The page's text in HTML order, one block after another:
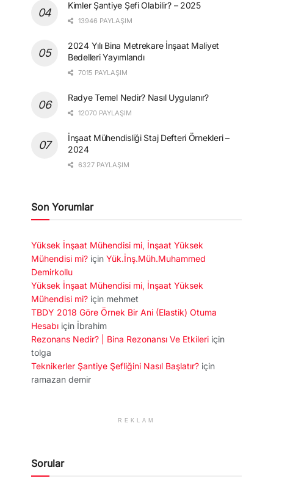
Kimler Şantiye Şefi Olabilir? – 2025
13946 PAYLAŞIM
2024 Yılı Bina Metrekare İnşaat Maliyet
Bedelleri Yayımlandı
7015 PAYLAŞIM
Radye Temel Nedir? Nasıl Uygulanır?
12070 PAYLAŞIM
İnşaat Mühendisliği Staj Defteri Örnekleri –
2024
6327 PAYLAŞIM
Son Yorumlar
Yüksek İnşaat Mühendisi mi, İnşaat Yüksek
Mühendisi mi? için Yük.İnş.Müh.Muhammed
Demirkollu
Yüksek İnşaat Mühendisi mi, İnşaat Yüksek
Mühendisi mi? için mehmet
TBDY 2018 Göre Örnek Bir Ani (Elastik) Otuma
Hesabı için İbrahim
Rezonans Nedir? | Bina Rezonansı Ve Etkileri için
tolga
Teknikerler Şantiye Şefliğini Nasıl Başlatır? için
ramazan demir
REKLAM
Sorular